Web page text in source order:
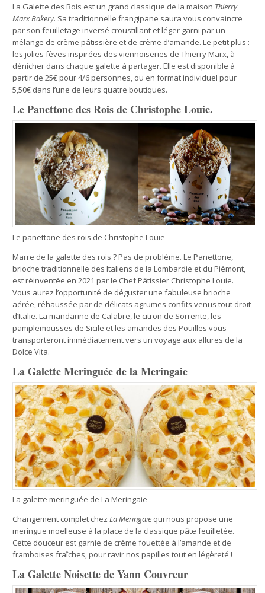
La Galette des Rois est un grand classique de la maison Thierry
Marx Bakery. Sa traditionnelle frangipane saura vous convaincre
par son feuilletage inversé croustillant et léger garni par un
mélange de crème pâtissière et de crème d’amande. Le petit plus :
les jolies fèves inspirées des viennoiseries de Thierry Marx, à
dénicher dans chaque galette à partager. Elle est disponible à
partir de 25€ pour 4/6 personnes, ou en format individuel pour
5,50€ dans l’une de leurs quatre boutiques.
Le Panettone des Rois de Christophe Louie.
Le panettone des rois de Christophe Louie
Marre de la galette des rois ? Pas de problème. Le Panettone,
brioche traditionnelle des Italiens de la Lombardie et du Piémont,
est réinventée en 2021 par le Chef Pâtissier Christophe Louie.
Vous aurez l’opportunité de déguster une fabuleuse brioche
aérée, réhaussée par de délicats agrumes confits venus tout droit
d’Italie. La mandarine de Calabre, le citron de Sorrente, les
pamplemousses de Sicile et les amandes des Pouilles vous
transporteront immédiatement vers un voyage aux allures de la
Dolce Vita.
La Galette Meringuée de la Meringaie
La galette meringuée de La Meringaie
Changement complet chezLa Meringaie qui nous propose une
meringue moelleuse à la place de la classique pâte feuilletée.
Cette douceur est garnie de crème fouettée à l’amande et de
framboises fraîches, pour ravir nos papilles tout en légèreté !
La Galette Noisette de Yann Couvreur